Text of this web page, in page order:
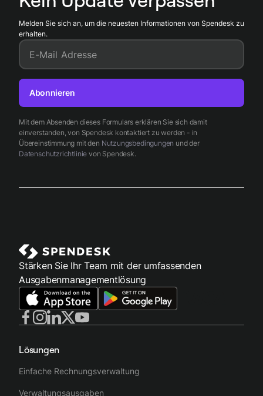
Monatsabschluss.
Melden Sie sich an, um die neuesten Informationen von Spendesk zu
erhalten.
E-Mail Adresse
Mit dem Absenden dieses Formulars erklären Sie sich damit
einverstanden, von Spendesk kontaktiert zu werden - in
Übereinstimmung mit den Nutzungsbedingungen und der
Datenschutzrichtlinie von Spendesk.
Abonnieren
Stärken Sie Ihr Team mit der umfassenden
Ausgabenmanagementlösung
Lösungen
Einfache Rechnungsverwaltung
Verwaltungsausgaben